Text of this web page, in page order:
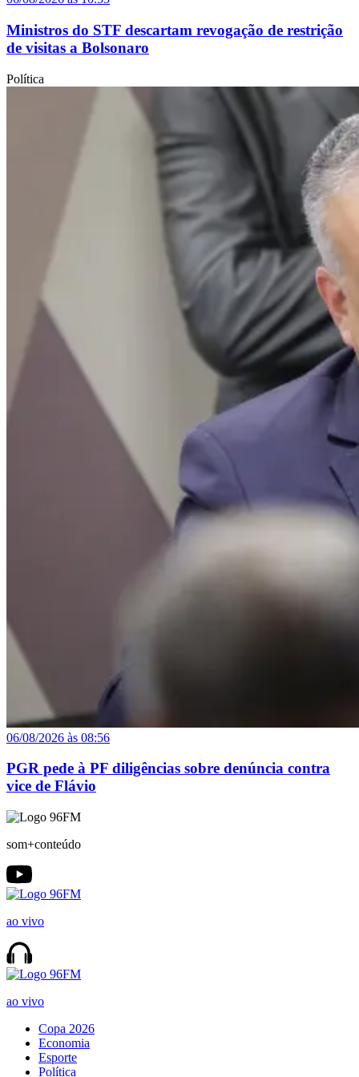
Ministros do STF descartam revogação de restrição
de visitas a Bolsonaro
Política
06/08/2026 às 08:56
PGR pede à PF diligências sobre denúncia contra
vice de Flávio
som+conteúdo
ao vivo
ao vivo
Copa 2026
Economia
Esporte
Política